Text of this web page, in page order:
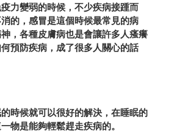
力變弱的時候，不少疾病接踵而
的，感冒是這個時候最常見的病
，各種皮膚病也是會讓許多人瘙癢
預防疾病，成了很多人關心的話
時候就可以很好的解決，在睡眠的
物是能夠輕鬆趕走疾病的。